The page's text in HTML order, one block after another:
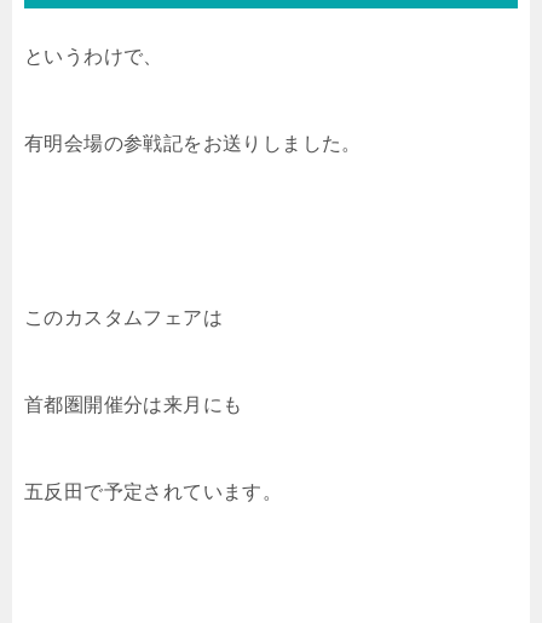
というわけで、
有明会場の参戦記をお送りしました。
このカスタムフェアは
首都圏開催分は来月にも
五反田で予定されています。